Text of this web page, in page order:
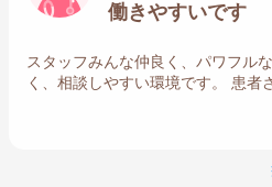
働きやすいです
スタッフみんな仲良く、パワフル
く、相談しやすい環境です。 患者